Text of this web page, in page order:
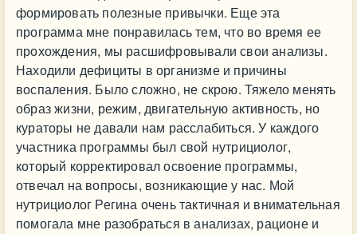
формировать полезные привычки. Еще эта
программа мне понравилась тем, что во время ее
прохождения, мы расшифровывали свои анализы.
Находили дефициты в организме и причины
воспаления. Было сложно, не скрою. Тяжело менять
образ жизни, режим, двигательную активность, но
кураторы не давали нам расслабиться. У каждого
участника программы был свой нутрициолог,
который корректировал освоение программы,
отвечал на вопросы, возникающие у нас. Мой
нутрициолог Регина очень тактичная и внимательная
помогала мне разобраться в анализах, рационе и